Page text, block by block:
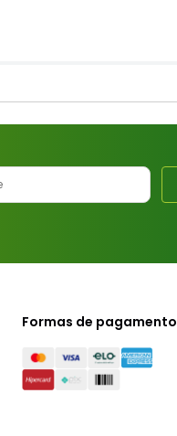
Formas de pagamento